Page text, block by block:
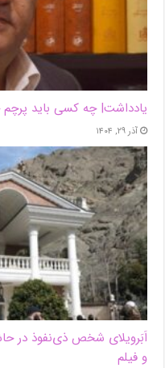
یادداشت| ‌چه کسی باید
آذر ۲۹, ۱۴۰۴
اَبَر‌ویلای شخص ذی‌نفوذ در
و فیلم